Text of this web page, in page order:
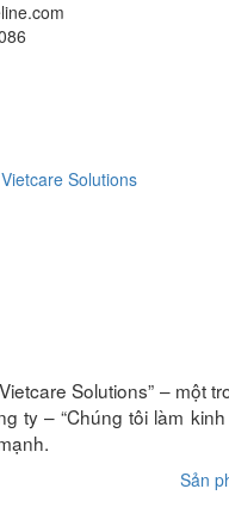
Solutions” –
ty – “Chúng tôi làm
Sản